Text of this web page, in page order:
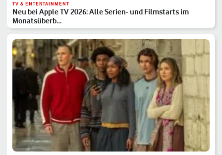
TV & ENTERTAINMENT
Neu bei Apple TV 2026: Alle Serien- und Filmstarts im
Monatsüberb…